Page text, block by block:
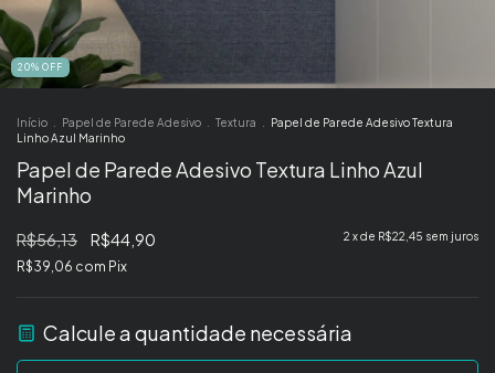
20% OFF
Início Papel de Parede Adesivo Textura
Papel de Parede Adesivo Textura
Linho Azul Marinho
Papel de Parede Adesivo Textura Linho Azul
Marinho
R$56,13 R$44,90 2 x de R$22,45 sem juros
R$39,06 com Pix
Calcule a quantidade necessária